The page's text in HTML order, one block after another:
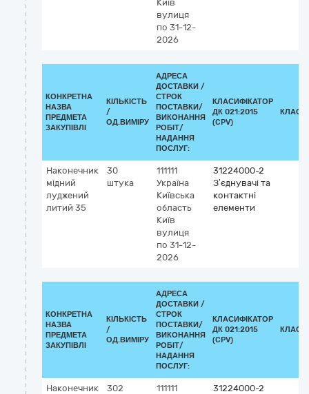
Київ
вулиця
по 31-12-
2026
КОНКРЕТНА
НАЗВА
ПРЕДМЕТА
ЗАКУПІВЛІ
КІЛЬКІСТЬ
/
ОД.ВИМІРУ
АДРЕСА
ДОСТАВКИ /
СТРОК
ПОСТАВКИ/
ВИКОНАННЯ
РОБІТ/
НАДАННЯ
ПОСЛУГ:
КЛАСИФІКАТОР
ДК 021:2015
(CPV)
Наконечник
мідний
луджений
литий 35
30
штука
111111
Україна
Київська
область
Київ
вулиця
по 31-12-
2026
31224000-2
З’єднувачі та
контактні
елементи
КОНКРЕТНА
НАЗВА
ПРЕДМЕТА
ЗАКУПІВЛІ
КІЛЬКІСТЬ
/
ОД.ВИМІРУ
АДРЕСА
ДОСТАВКИ /
СТРОК
ПОСТАВКИ/
ВИКОНАННЯ
РОБІТ/
НАДАННЯ
ПОСЛУГ:
КЛАСИФІКАТОР
ДК 021:2015
(CPV)
Наконечник
302
111111
31224000-2